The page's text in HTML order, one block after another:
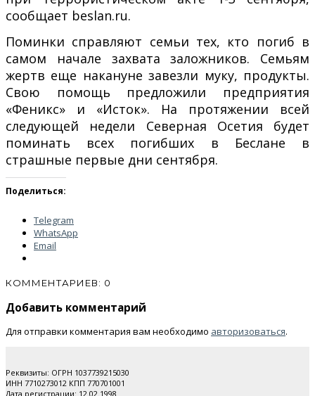
сообщает beslan.ru.
Поминки справляют семьи тех, кто погиб в
самом начале захвата заложников. Семьям
жертв еще накануне завезли муку, продукты.
Свою помощь предложили предприятия
«Феникс» и «Исток». На протяжении всей
следующей недели Северная Осетия будет
поминать всех погибших в Беслане в
страшные первые дни сентября.
Поделиться:
Telegram
WhatsApp
Email
КОММЕНТАРИЕВ: 0
Добавить комментарий
Для отправки комментария вам необходимо авторизоваться.
Реквизиты: ОГРН 1037739215030
ИНН 7710273012 КПП 770701001
Дата регистрации: 12.02.1998